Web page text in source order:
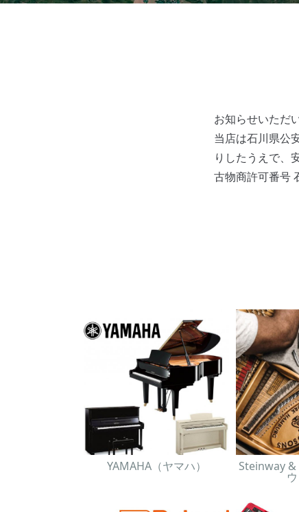
お知らせいただ
当店は石川県公
りしたうえで、
古物商許可番号
YAMAHA（ヤマハ） Steinway &